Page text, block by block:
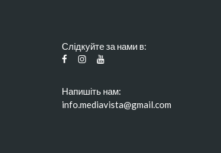
Слідкуйте за нами в:
Напишіть нам:
info.mediavista@gmail.com